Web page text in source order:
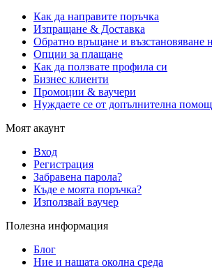
Как да направите поръчка
Изпращане & Доставка
Обратно връщане и възстановяване
Опции за плащане
Как да ползвате профила си
Бизнес клиенти
Промоции & ваучери
Нуждаете се от допълнителна
Моят акаунт
Вход
Регистрация
Забравена парола?
Къде е моята поръчка?
Използвай ваучер
Полезна информация
Блог
Ние и нашата околна среда